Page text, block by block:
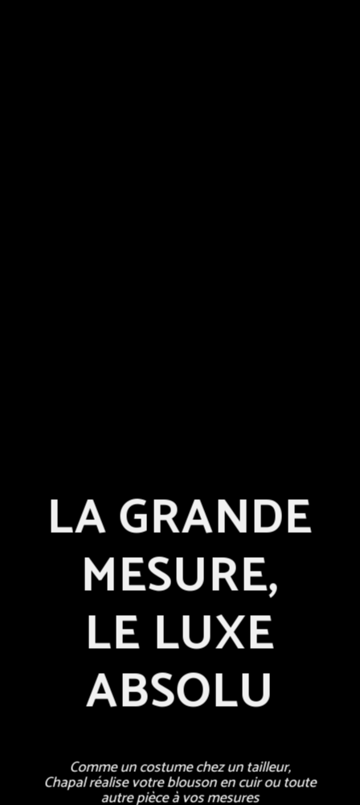
LA GRANDE
MESURE,
LE LUXE
ABSOLU
Comme un costume chez un tailleur,
Chapal réalise votre blouson en cuir ou toute
autre pièce à vos mesures